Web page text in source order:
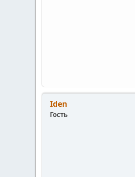
Iden
Гость